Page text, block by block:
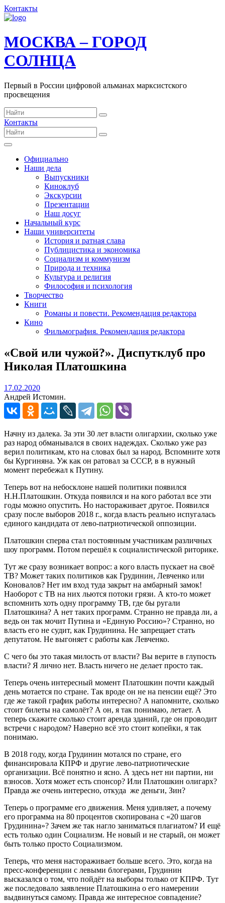
Контакты
МОСКВА – ГОРОД
СОЛНЦА
Первый в России цифровой альманах марксистского
просвещения
Контакты
Официально
Наши дела
Выпускники
Киноклуб
Экскурсии
Презентации
Наш досуг
Начальный курс
Наши университеты
История и ратная слава
Публицистика и экономика
Социализм и коммунизм
Природа и техника
Культура и религия
Философия и психология
Творчество
Книги
Романы и повести. Рекомендация редактора
Кино
Фильмография. Рекомендация редактора
«Свой или чужой?». Диспутклуб про
Николая Платошкина
17.02.202017.02.2020
Андрей Истомин.
Начну из далека. За эти 30 лет власти олигархии, сколько уже
раз народ обманывался в своих надеждах. Сколько уже раз
верил политикам, кто на словах был за народ. Вспомните хотя
бы Кургиняна. Уж как он ратовал за СССР, в в нужный
момент перебежал к Путину.
Теперь вот на небосклоне нашей политики появился
Н.Н.Платошкин. Откуда появился и на кого работал все эти
годы можно опустить. Но настораживает другое. Появился
сразу после выборов 2018 г., когда власть реально испугалась
единого кандидата от лево-патриотической оппозиции.
Платошкин сперва стал постоянным участникам различных
шоу программ. Потом перешёл к социалистической риторике.
Тут же сразу возникает вопрос: а кого власть пускает на своё
ТВ? Может таких политиков как Грудинин, Левченко или
Коновалов? Нет им вход туда закрыт на амбарный замок!
Наоборот с ТВ на них льются потоки грязи. А кто-то может
вспомнить хоть одну программу ТВ, где бы ругали
Платошкина? А нет таких программ. Странно не правда ли, а
ведь он так мочит Путина и «Единую Россию»? Странно, но
власть его не судит, как Грудинина. Не запрещает стать
депутатом. Не выгоняет с работы как Левченко.
С чего бы это такая милость от власти? Вы верите в глупость
власти? Я лично нет. Власть ничего не делает просто так.
Теперь очень интересный момент Платошкин почти каждый
день мотается по стране. Так вроде он не на пенсии ещё? Это
где же такой график работы интересно? А напомните, сколько
стоит билеты на самолёт? А он, я так понимаю, летает. А
теперь скажите сколько стоит аренда зданий, где он проводит
встречи с народом? Наверно всё это стоит копейки, я так
понимаю.
В 2018 году, когда Грудинин мотался по стране, его
финансировала КПРФ и другие лево-патриотические
организации. Всё понятно и ясно. А здесь нет ни партии, ни
взносов. Хотя может есть спонсор? Или Платошкин олигарх?
Правда же очень интересно, откуда же деньги, Зин?
Теперь о программе его движения. Меня удивляет, а почему
его программа на 80 процентов скопирована с «20 шагов
Грудинина»? Зачем же так нагло заниматься плагиатом? И ещё
есть только один Социализм. Не новый и не старый, он может
быть только просто Социализмом.
Теперь, что меня настораживает больше всего. Это, когда на
пресс-конференции с левыми блогерами, Грудинин
высказался о том, что пойдёт на выборы только от КПРФ. Тут
же последовало заявление Платошкина о его намерении
выдвинуться самому. Правда же интересное совпадение?